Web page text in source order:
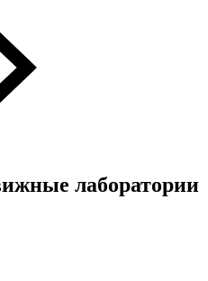
лаборатории